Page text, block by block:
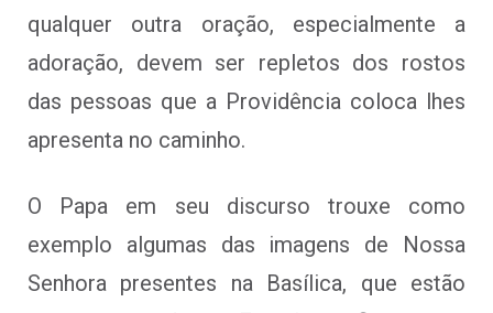
qualquer outra oração, especialmente a
adoração, devem ser repletos dos rostos
das pessoas que a Providência coloca lhes
apresenta no caminho.
O Papa em seu discurso trouxe como
exemplo algumas das imagens de Nossa
Senhora presentes na Basílica, que estão